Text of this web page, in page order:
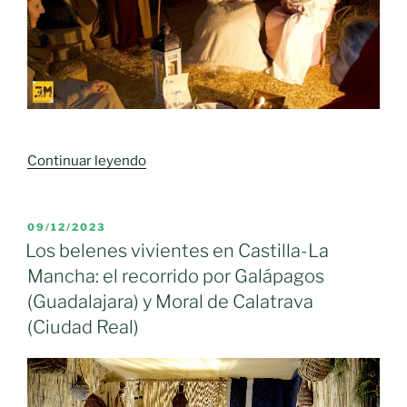
Continuar leyendo«Moral
este
sábado
su
15
como
el
belén
PUBLICADO
EL
09/12/2023
Los belenes vivientes en Castilla-La
Mancha: el recorrido por Galápagos
(Guadalajara) y Moral de Calatrava
(Ciudad Real)